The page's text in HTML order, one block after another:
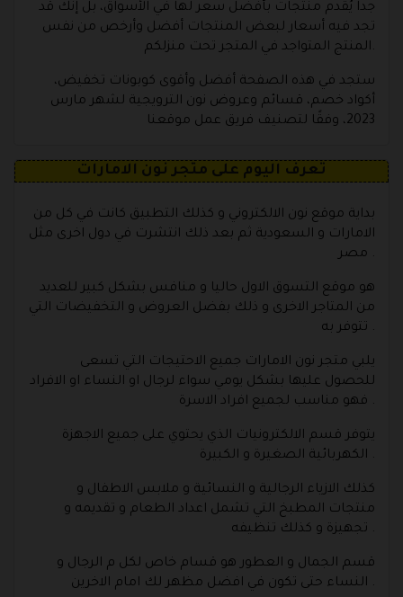
جداً يُقدم منتجات بأفضل سعر لها في الأسواق، بل إنك قد
تجد فيه أسعار لبعض المنتجات أفضل وأرخص من نفس
المنتج المتواجد في المتجر تحت منزلكم.
ستجد في هذه الصفحة أفضل وأقوى كوبونات تخفيض،
أكواد خصم، قسائم وعروض نون الترويجية لشهر مارس
2023، وفقًا لتصنيف فريق عمل موقعنا
تعرف اليوم على متجر نون الامارات
بداية موقع نون الالكتروني و كذلك التطبيق كانت في كل من
الامارات و السعودية ثم بعد ذلك انتشرت في دول اخرى مثل
مصر .
هو موقع التسوق الاول حاليا و منافس بشكل كبير للعديد
من المتاجر الاخرى و ذلك بفضل العروض و التخفيضات التي
تتوفر به .
يلبي متجر نون الامارات جميع الاحتيجات التي تسعى
للحصول عليها بشكل يومي سواء لرجال او النساء او الافراد
فهو مناسب لجميع افراد الاسرة .
يتوفر قسم الالكترونيات الذي يحتوي على جميع الاجهزة
الكهربائية الصغيرة و الكبيرة .
كذلك الازياء الرجالية و النسائية و ملابس الاطفال و
منتجات المطبخ التي تشمل اعداد الطعام و تقديمه و
تجهيزة و كذلك تنظيفه .
قسم الجمال و العطور هو قسام خاص لكل م الرجال و
النساء حتى تكون في افضل مظهر لك امام الاخرين .